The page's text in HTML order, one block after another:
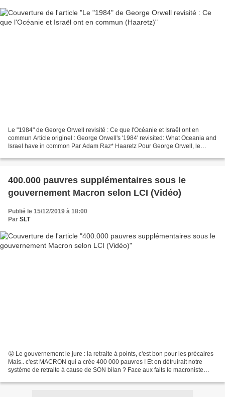
Le "1984" de George Orwell revisité : Ce que l'Océanie et Israël ont en
commun Article originel : George Orwell's '1984' revisited: What Oceania and
Israel have in common Par Adam Raz* Haaretz Pour George Orwell, le
400.000 pauvres supplémentaires sous le
gouvernement Macron selon LCI (Vidéo)
Publié le 15/12/2019 à 18:00
Par SLT
😤 Le gouvernement le jure : la retraite à points, c'est bon pour les précaires
Mais.. c'est MACRON qui a crée 400 000 pauvres ! Et on détruirait notre
système de retraite à cause de SON bilan ? Face aux faits le macroniste